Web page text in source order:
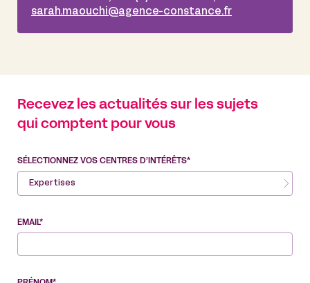
sarah.maouchi@agence-constance.fr
Recevez les actualités sur les sujets
qui comptent pour vous
SÉLECTIONNEZ VOS CENTRES D’INTÉRÊTS*
Expertises
EMAIL*